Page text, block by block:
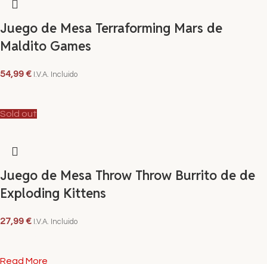
Juego de Mesa Terraforming Mars de
Maldito Games
54,99€ I.V.A. Incluido
Sold out
Juego de Mesa Throw Throw Burrito de de
Exploding Kittens
27,99€ I.V.A. Incluido
Read More